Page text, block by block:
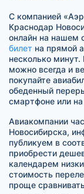
С компанией
Краснодар
онлайн на нашем
билет на прямой
несколько
можно всегда и
покупайте
обеденный
смартфоне или
Авиакомпании
Новосибирска,
публикуем в
приобрести
календарем
стоимость
проще